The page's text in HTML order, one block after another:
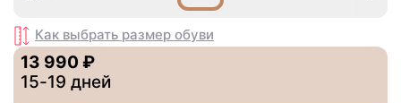
Как выбрать размер обуви
13 990 ₽
15-19 дней